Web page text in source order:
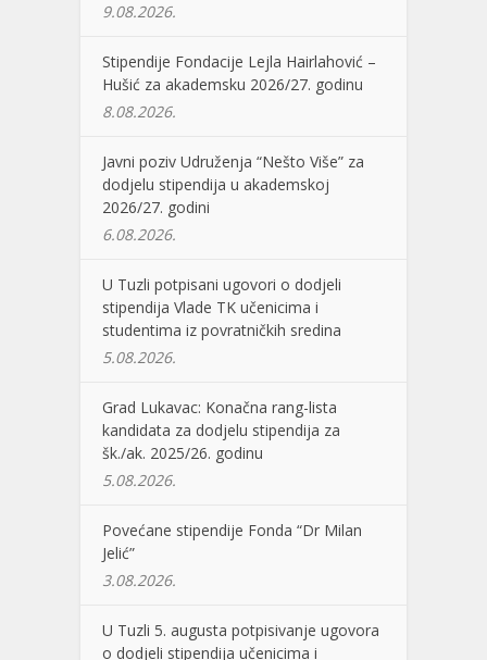
9.08.2026.
Stipendije Fondacije Lejla Hairlahović –
Hušić za akademsku 2026/27. godinu
8.08.2026.
Javni poziv Udruženja “Nešto Više” za
dodjelu stipendija u akademskoj
2026/27. godini
6.08.2026.
U Tuzli potpisani ugovori o dodjeli
stipendija Vlade TK učenicima i
studentima iz povratničkih sredina
5.08.2026.
Grad Lukavac: Konačna rang-lista
kandidata za dodjelu stipendija za
šk./ak. 2025/26. godinu
5.08.2026.
Povećane stipendije Fonda “Dr Milan
Jelić”
3.08.2026.
U Tuzli 5. augusta potpisivanje ugovora
o dodjeli stipendija učenicima i